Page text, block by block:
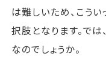
は難しいため、こう
択肢となります。で
なのでしょうか。